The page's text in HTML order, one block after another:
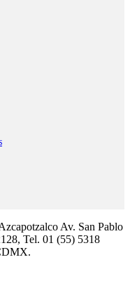
Av. San Pablo
Tel. 01 (55) 5318